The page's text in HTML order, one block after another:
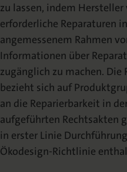
zu lassen, indem
erforderliche Reparaturen
angemessenem Rahmen
Informationen über
zugänglich zu machen.
bezieht sich auf
an die Reparierbarkeit in
aufgeführten Rechtsakten
in erster Linie
Ökodesign-Richtlinie